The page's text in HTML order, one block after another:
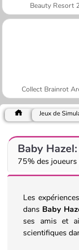
Beauty Resort
Collect Brainrot
Jeux de
Baby
75% des joueurs
Les
dans Baby
ses amis et
scientifiques